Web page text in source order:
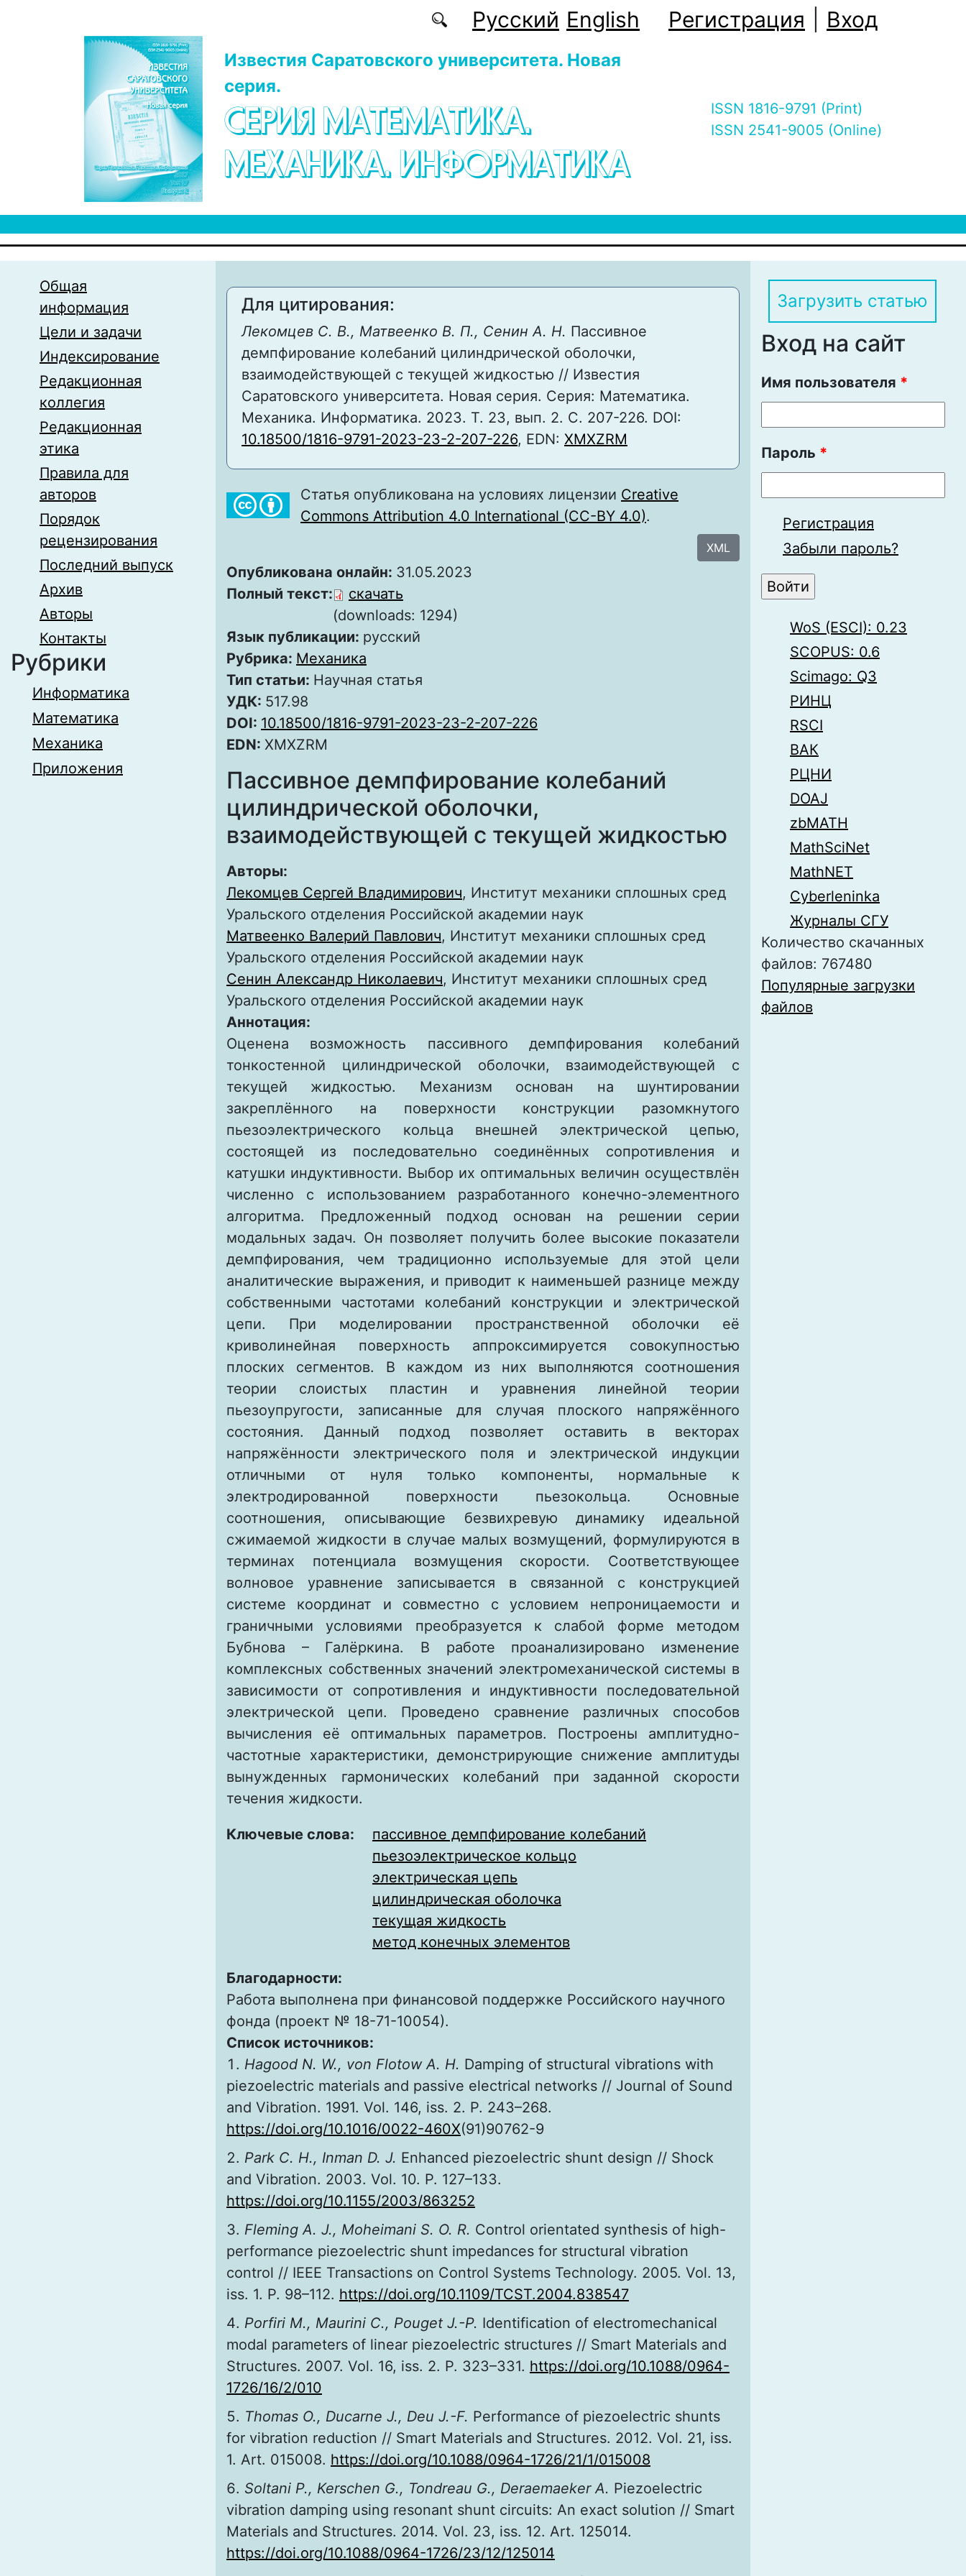
Русский English Регистрация Вход
Известия Саратовского университета. Новая
серия.
СЕРИЯ МАТЕМАТИКА.
МЕХАНИКА. ИНФОРМАТИКА
ISSN 1816-9791 (Print)
ISSN 2541-9005 (Online)
Общая
информация
Цели и задачи
Индексирование
Редакционная
коллегия
Редакционная
этика
Правила для
авторов
Порядок
рецензирования
Последний выпуск
Архив
Авторы
Контакты
Рубрики
Информатика
Математика
Механика
Приложения
Для цитирования:
Лекомцев С. В., Матвеенко В. П., Сенин А. Н. Пассивное
демпфирование колебаний цилиндрической оболочки,
взаимодействующей с текущей жидкостью // Известия
Саратовского университета. Новая серия. Серия: Математика.
Механика. Информатика. 2023. Т. 23, вып. 2. С. 207-226. DOI:
10.18500/1816-9791-2023-23-2-207-226, EDN: XMXZRM
Статья опубликована на условиях лицензии Creative
Commons Attribution 4.0 International (CC-BY 4.0).
XML
Опубликована онлайн: 31.05.2023
Полный текст:
скачать
(downloads: 1294)
Язык публикации: русский
Рубрика: Механика
Тип статьи: Научная статья
УДК: 517.98
DOI: 10.18500/1816-9791-2023-23-2-207-226
EDN: XMXZRM
Пассивное демпфирование колебаний
цилиндрической оболочки,
взаимодействующей с текущей жидкостью
Авторы:
Лекомцев Сергей Владимирович, Институт механики сплошных сред
Уральского отделения Российской академии наук
Матвеенко Валерий Павлович, Институт механики сплошных сред
Уральского отделения Российской академии наук
Сенин Александр Николаевич, Институт механики сплошных сред
Уральского отделения Российской академии наук
Аннотация:
Оценена возможность пассивного демпфирования колебаний
тонкостенной цилиндрической оболочки, взаимодействующей с
текущей жидкостью. Механизм основан на шунтировании
закреплённого на поверхности конструкции разомкнутого
пьезоэлектрического кольца внешней электрической цепью,
состоящей из последовательно соединённых сопротивления и
катушки индуктивности. Выбор их оптимальных величин осуществлён
численно с использованием разработанного конечно-элементного
алгоритма. Предложенный подход основан на решении серии
модальных задач. Он позволяет получить более высокие показатели
демпфирования, чем традиционно используемые для этой цели
аналитические выражения, и приводит к наименьшей разнице между
собственными частотами колебаний конструкции и электрической
цепи. При моделировании пространственной оболочки её
криволинейная поверхность аппроксимируется совокупностью
плоских сегментов. В каждом из них выполняются соотношения
теории слоистых пластин и уравнения линейной теории
пьезоупругости, записанные для случая плоского напряжённого
состояния. Данный подход позволяет оставить в векторах
напряжённости электрического поля и электрической индукции
отличными от нуля только компоненты, нормальные к
электродированной поверхности пьезокольца. Основные
соотношения, описывающие безвихревую динамику идеальной
сжимаемой жидкости в случае малых возмущений, формулируются в
терминах потенциала возмущения скорости. Соответствующее
волновое уравнение записывается в связанной с конструкцией
системе координат и совместно с условием непроницаемости и
граничными условиями преобразуется к слабой форме методом
Бубнова – Галёркина. В работе проанализировано изменение
комплексных собственных значений электромеханической системы в
зависимости от сопротивления и индуктивности последовательной
электрической цепи. Проведено сравнение различных способов
вычисления её оптимальных параметров. Построены амплитудно-
частотные характеристики, демонстрирующие снижение амплитуды
вынужденных гармонических колебаний при заданной скорости
течения жидкости.
Ключевые слова:
пассивное демпфирование колебаний
пьезоэлектрическое кольцо
электрическая цепь
цилиндрическая оболочка
текущая жидкость
метод конечных элементов
Благодарности:
Работа выполнена при финансовой поддержке Российского научного
фонда (проект № 18-71-10054).
Список источников:
Hagood N. W., von Flotow A. H. Damping of structural vibrations with
piezoelectric materials and passive electrical networks // Journal of Sound
and Vibration. 1991. Vol. 146, iss. 2. P. 243–268.
https://doi.org/10.1016/0022-460X(91)90762-9
Park C. H., Inman D. J. Enhanced piezoelectric shunt design // Shock
and Vibration. 2003. Vol. 10. P. 127–133.
https://doi.org/10.1155/2003/863252
Fleming A. J., Moheimani S. O. R. Control orientated synthesis of high-
performance piezoelectric shunt impedances for structural vibration
control // IEEE Transactions on Control Systems Technology. 2005. Vol. 13,
iss. 1. P. 98–112. https://doi.org/10.1109/TCST.2004.838547
Porfiri M., Maurini C., Pouget J.-P. Identification of electromechanical
modal parameters of linear piezoelectric structures // Smart Materials and
Structures. 2007. Vol. 16, iss. 2. P. 323–331. https://doi.org/10.1088/0964-
1726/16/2/010
Thomas O., Ducarne J., Deu J.-F. Performance of piezoelectric shunts
for vibration reduction // Smart Materials and Structures. 2012. Vol. 21, iss.
1. Art. 015008. https://doi.org/10.1088/0964-1726/21/1/015008
Soltani P., Kerschen G., Tondreau G., Deraemaeker A. Piezoelectric
vibration damping using resonant shunt circuits: An exact solution // Smart
Materials and Structures. 2014. Vol. 23, iss. 12. Art. 125014.
https://doi.org/10.1088/0964-1726/23/12/125014
Загрузить статью
Вход на сайт
Имя пользователя *
Пароль *
Регистрация
Забыли пароль?
WoS (ESCI): 0.23
SCOPUS: 0.6
Scimago: Q3
РИНЦ
RSCI
ВАК
РЦНИ
DOAJ
zbMATH
MathSciNet
MathNET
Cyberleninka
Журналы СГУ
Количество скачанных
файлов: 767480
Популярные загрузки
файлов